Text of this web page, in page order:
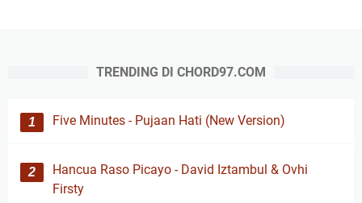
TRENDING DI CHORD97.COM
Five Minutes - Pujaan Hati (New Version)
Hancua Raso Picayo - David Iztambul & Ovhi
Firsty